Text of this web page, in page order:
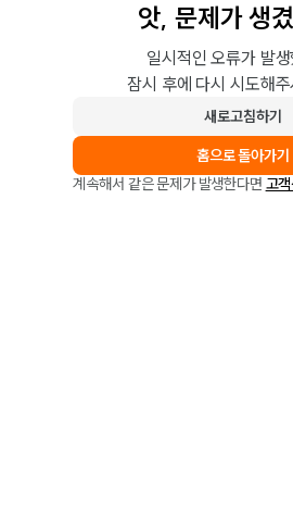
앗, 문제가 생
일시적인 오류가 발
잠시 후에 다시 시도해
새로고침하기
홈으로 돌아가기
계속해서 같은 문제가 발생한다면 고